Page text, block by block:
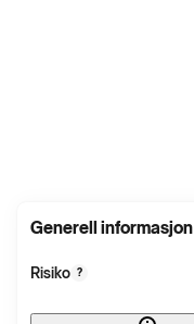
Generell informasjon
Risiko ?